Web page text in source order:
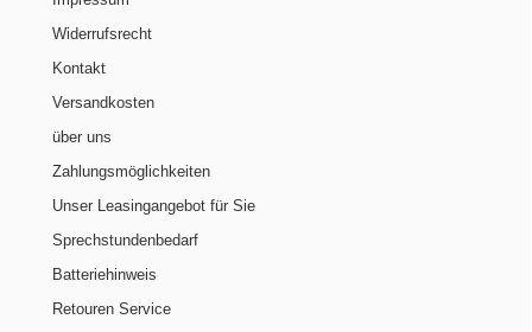
Widerrufsrecht
Kontakt
Versandkosten
über uns
Zahlungsmöglichkeiten
Unser Leasingangebot für Sie
Sprechstundenbedarf
Batteriehinweis
Retouren Service